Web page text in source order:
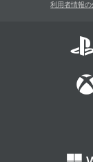
利用者情報